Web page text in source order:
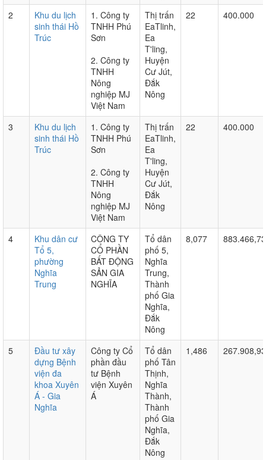
2
Khu du lịch
sinh thái Hồ
Trúc
1. Công ty
TNHH Phú
Sơn
2. Công ty
TNHH
Nông
nghiệp MJ
Việt Nam
Thị trấn
EaTlinh,
Ea
T'ling,
Huyện
Cư Jút,
Đắk
Nông
22 400.000
3
Khu du lịch
sinh thái Hồ
Trúc
1. Công ty
TNHH Phú
Sơn
2. Công ty
TNHH
Nông
nghiệp MJ
Việt Nam
Thị trấn
EaTlinh,
Ea
T'ling,
Huyện
Cư Jút,
Đắk
Nông
22 400.000
4
Khu dân cư
Tổ 5,
phường
Nghĩa
Trung
CÔNG TY
CỔ PHẦN
BẤT ĐỘNG
SẢN GIA
NGHĨA
Tổ dân
phố 5,
Nghĩa
Trung,
Thành
phố Gia
Nghĩa,
Đắk
Nông
8,077
5
Đầu tư xây
dựng Bệnh
viện đa
khoa Xuyên
Á - Gia
Nghĩa
Công ty Cổ
phần đầu
tư Bệnh
viện Xuyên
Á
Tổ dân
phố Tân
Thịnh,
Nghĩa
Thành,
Thành
phố Gia
Nghĩa,
Đắk
Nông
1,486